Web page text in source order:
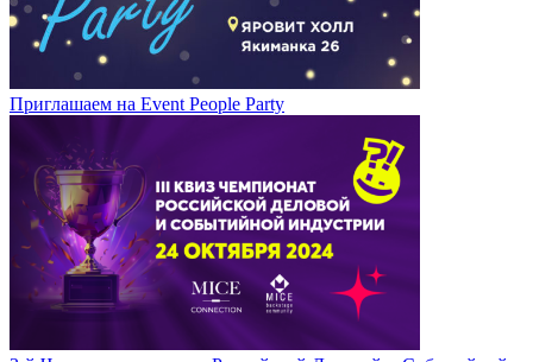
Приглашаем на Event People Party